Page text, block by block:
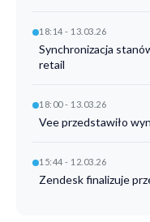
18:14 - 13.03.26
Synchronizacja
retail
18:00 - 13.03.26
Vee przedstawiło
15:44 - 12.03.26
Zendesk finalizuje